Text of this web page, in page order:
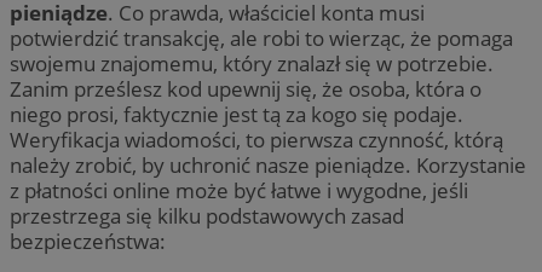
pieniądze. Co prawda, właściciel konta musi
potwierdzić transakcję, ale robi to wierząc, że pomaga
swojemu znajomemu, który znalazł się w potrzebie.
Zanim prześlesz kod upewnij się, że osoba, która o
niego prosi, faktycznie jest tą za kogo się podaje.
Weryfikacja wiadomości, to pierwsza czynność, którą
należy zrobić, by uchronić nasze pieniądze. Korzystanie
z płatności online może być łatwe i wygodne, jeśli
przestrzega się kilku podstawowych zasad
bezpieczeństwa: